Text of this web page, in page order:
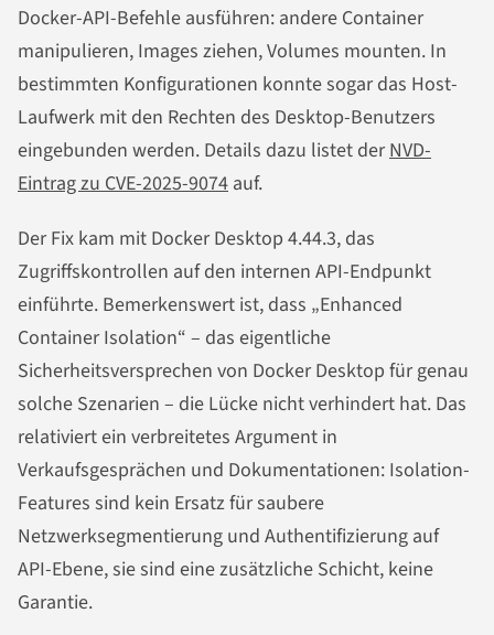
Docker-API-Befehle ausführen: andere Container
manipulieren, Images ziehen, Volumes mounten. In
bestimmten Konfigurationen konnte sogar das Host-
Laufwerk mit den Rechten des Desktop-Benutzers
eingebunden werden. Details dazu listet derNVD-
Eintrag zu CVE-2025-9074 auf.
Der Fix kam mit Docker Desktop 4.44.3, das
Zugriffskontrollen auf den internen API-Endpunkt
einführte. Bemerkenswert ist, dass „Enhanced
Container Isolation“ – das eigentliche
Sicherheitsversprechen von Docker Desktop für genau
solche Szenarien – die Lücke nicht verhindert hat. Das
relativiert ein verbreitetes Argument in
Verkaufsgesprächen und Dokumentationen: Isolation-
Features sind kein Ersatz für saubere
Netzwerksegmentierung und Authentifizierung auf
API-Ebene, sie sind eine zusätzliche Schicht, keine
Garantie.